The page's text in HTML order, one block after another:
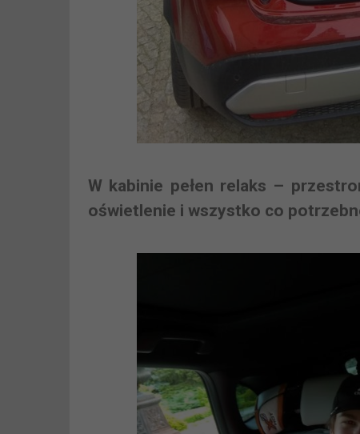
W kabinie pełen relaks –
oświetlenie i wszystko co